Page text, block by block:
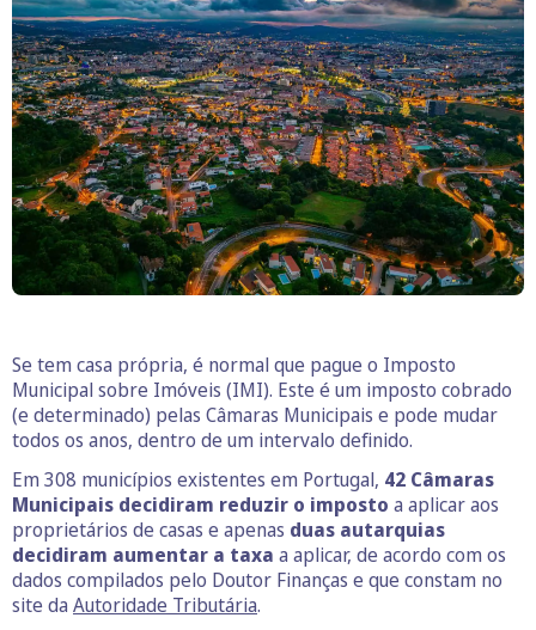
Se tem casa própria, é normal que pague o Imposto
Municipal sobre Imóveis (IMI). Este é um imposto cobrado
(e determinado) pelas Câmaras Municipais e pode mudar
todos os anos, dentro de um intervalo definido.
Em 308 municípios existentes em Portugal, 42 Câmaras
Municipais decidiram reduzir o imposto a aplicar aos
proprietários de casas e apenas duas autarquias
decidiram aumentar a taxa a aplicar, de acordo com os
dados compilados pelo Doutor Finanças e que constam no
site da Autoridade Tributária.